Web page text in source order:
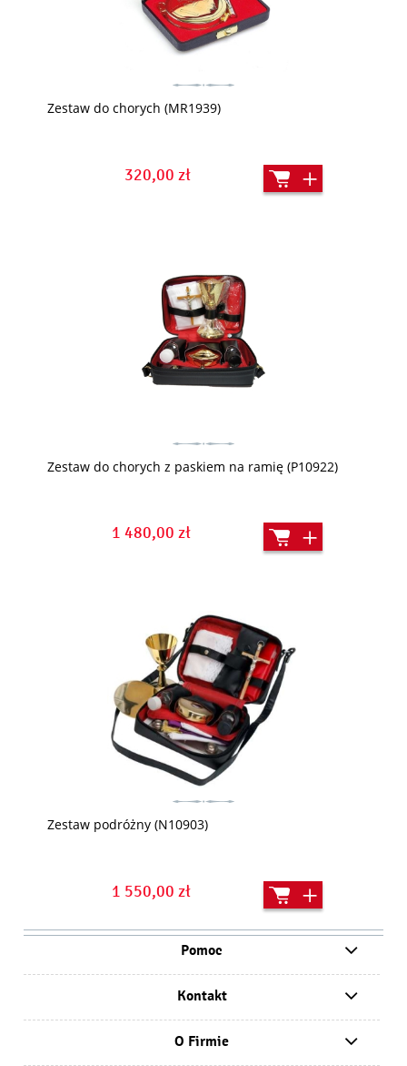
Zestaw do chorych (MR1939)
320,00 zł
Zestaw do chorych z paskiem na ramię (P10922)
1 480,00 zł
Zestaw podróżny (N10903)
1 550,00 zł
Pomoc
Kontakt
O Firmie